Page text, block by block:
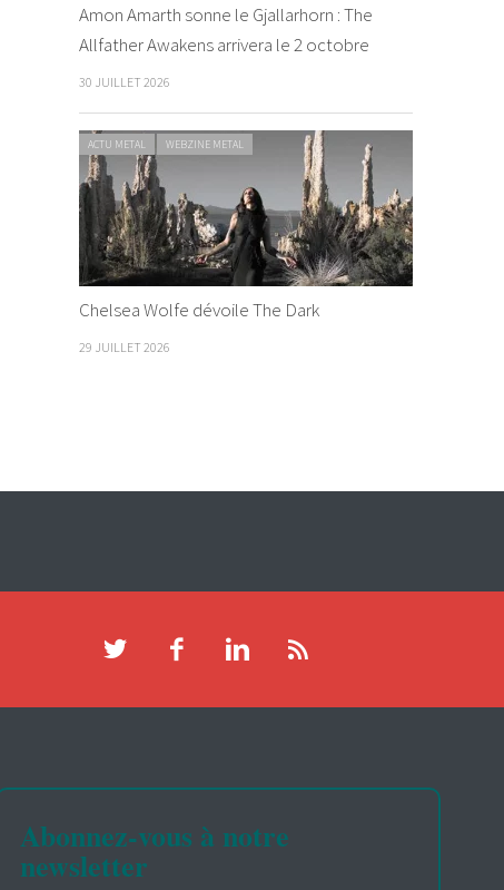
Amon Amarth sonne le Gjallarhorn : The
Allfather Awakens arrivera le 2 octobre
30 JUILLET 2026
ACTU METAL WEBZINE METAL
Chelsea Wolfe dévoile The Dark
29 JUILLET 2026
Abonnez-vous à notre
newsletter